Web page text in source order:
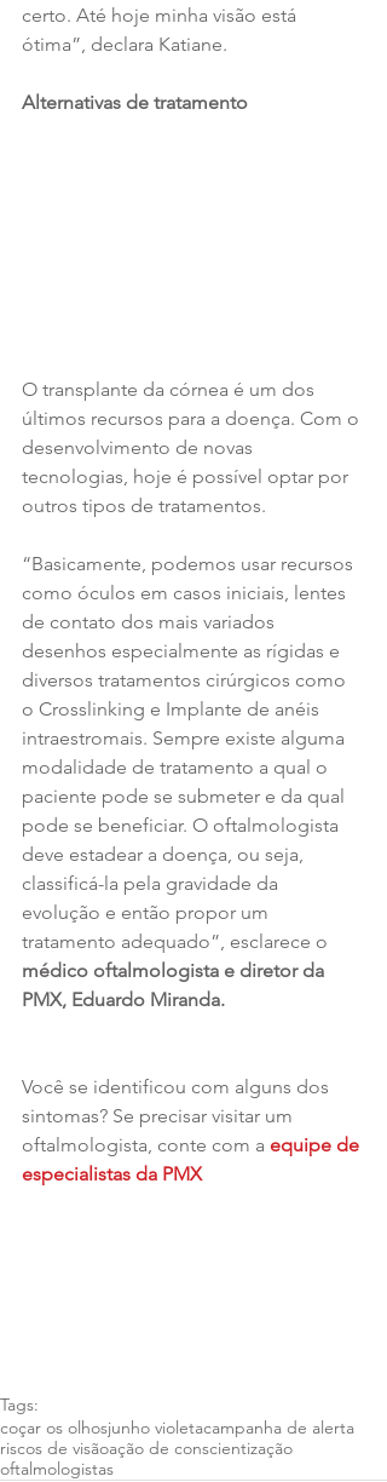
certo. Até hoje minha visão está
ótima”, declara Katiane.
Alternativas de tratamento
O transplante da córnea é um dos
últimos recursos para a doença. Com o
desenvolvimento de novas
tecnologias, hoje é possível optar por
outros tipos de tratamentos.
“Basicamente, podemos usar recursos
como óculos em casos iniciais, lentes
de contato dos mais variados
desenhos especialmente as rígidas e
diversos tratamentos cirúrgicos como
o Crosslinking e Implante de anéis
intraestromais. Sempre existe alguma
modalidade de tratamento a qual o
paciente pode se submeter e da qual
pode se beneficiar. O oftalmologista
deve estadear a doença, ou seja,
classificá-la pela gravidade da
evolução e então propor um
tratamento adequado”, esclarece o
médico oftalmologista e diretor da
PMX, Eduardo Miranda.
Você se identificou com alguns dos
sintomas? Se precisar visitar um
oftalmologista, conte com a equipe de
especialistas da PMX
Tags:
coçar os olhosjunho violetacampanha de alerta
riscos de visãoação de conscientização
oftalmologistas